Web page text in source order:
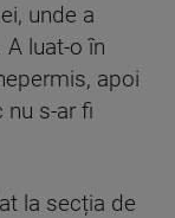
unde a
luat-o în
apoi
nu s-ar fi
la secția de